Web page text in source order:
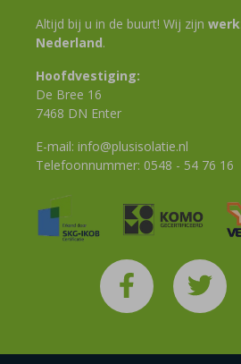
Altijd bij u in de buurt! Wij zijn
Nederland.
Hoofdvestiging:
De Bree 16
7468 DN Enter
E-mail: info@plusisolatie.nl
Telefoonnummer: 0548 - 54 76 16